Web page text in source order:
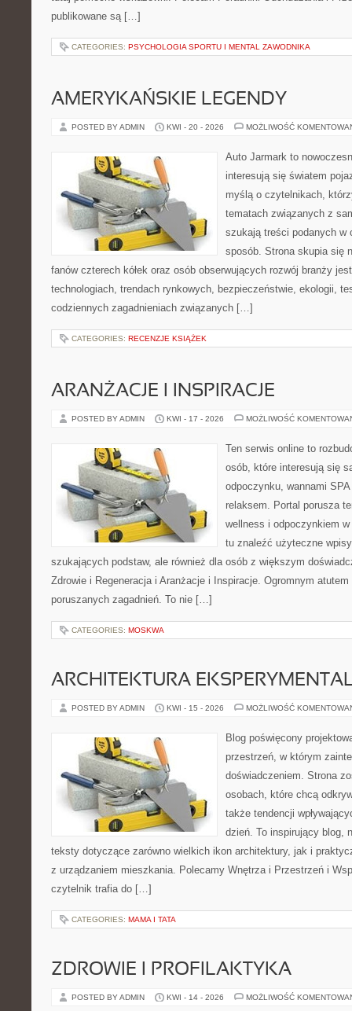
publikowane są […]
CATEGORIES: PSYCHOLOGIA SPORTU I MENTAL ZAWODNIKA
AMERYKAŃSKIE LEGENDY
POSTED BY ADMIN KWI - 20 - 2026 MOŻLIWOŚĆ
Auto Jarmark to
interesują się światem
myślą o czytelnikach,
tematach związanych z
szukają treści podanych w
sposób. Strona skupia się
fanów czterech kółek oraz osób obserwujących rozwój branży
technologiach, trendach rynkowych, bezpieczeństwie, ekologii,
codziennych zagadnieniach związanych […]
CATEGORIES: RECENZJE KSIĄŻEK
ARANŻACJE I INSPIRACJE
POSTED BY ADMIN KWI - 17 - 2026 MOŻLIWOŚĆ
Ten serwis online to
osób, które interesują się
odpoczynku, wannami
relaksem. Portal porusza
wellness i odpoczynkiem
tu znaleźć użyteczne
szukających podstaw, ale również dla osób z większym
Zdrowie i Regeneracja i Aranżacje i Inspiracje. Ogromnym
poruszanych zagadnień. To nie […]
CATEGORIES: MOSKWA
ARCHITEKTURA
POSTED BY ADMIN KWI - 15 - 2026 MOŻLIWOŚĆ
Blog poświęcony
przestrzeń, w którym
doświadczeniem. Strona
osobach, które chcą
także tendencji
dzień. To inspirujący blog,
teksty dotyczące zarówno wielkich ikon architektury, jak i
z urządzaniem mieszkania. Polecamy Wnętrza i Przestrzeń i
czytelnik trafia do […]
CATEGORIES: MAMA I TATA
ZDROWIE I PROFILAKTYKA
POSTED BY ADMIN KWI - 14 - 2026 MOŻLIWOŚĆ